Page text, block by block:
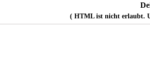
( HTML ist nichterlaubt.